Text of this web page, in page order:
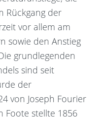
Rückgang der
vor allem am
sowie den Anstieg
grundlegenden
sind seit
der
von Joseph Fourier
Foote stellte 1856